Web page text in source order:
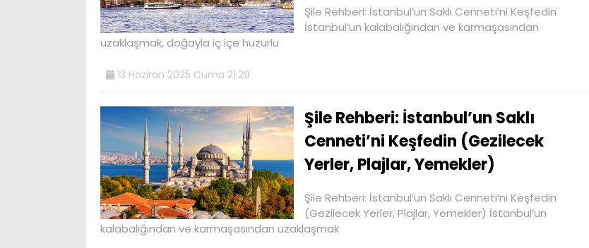
Şile Rehberi: İstanbul’un Saklı Cenneti’ni Keşfedin
İstanbul’un kalabalığından ve karmaşasından
uzaklaşmak, doğayla iç içe huzurlu
13 Haziran 2025 Cuma 21:29
Şile Rehberi: İstanbul’un Saklı
Cenneti’ni Keşfedin (Gezilecek
Yerler, Plajlar, Yemekler)
Şile Rehberi: İstanbul’un Saklı Cenneti’ni Keşfedin
(Gezilecek Yerler, Plajlar, Yemekler) İstanbul’un
kalabalığından ve karmaşasından uzaklaşmak